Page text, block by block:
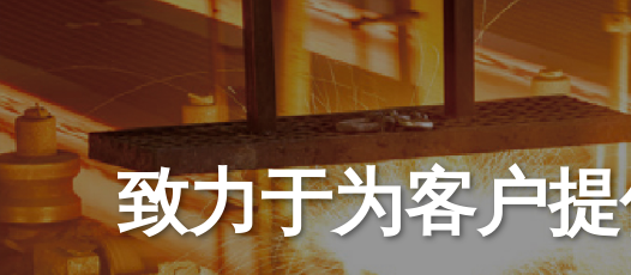
致力于为客户